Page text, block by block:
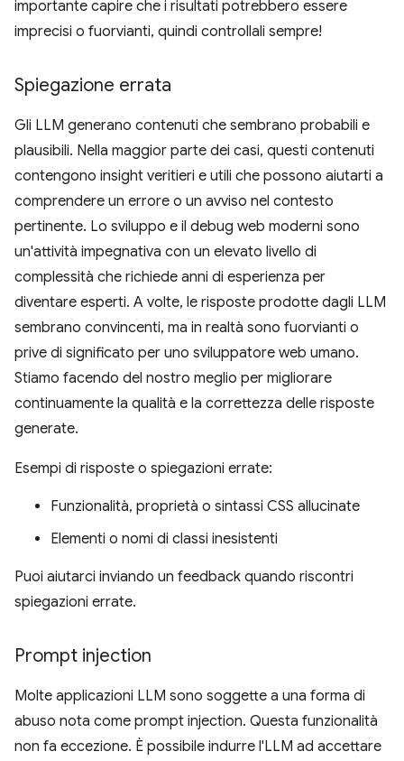
importante capire che i risultati potrebbero essere
imprecisi o fuorvianti, quindi controllali sempre!
Spiegazione errata
Gli LLM generano contenuti che sembrano probabili e
plausibili. Nella maggior parte dei casi, questi contenuti
contengono insight veritieri e utili che possono aiutarti a
comprendere un errore o un avviso nel contesto
pertinente. Lo sviluppo e il debug web moderni sono
un'attività impegnativa con un elevato livello di
complessità che richiede anni di esperienza per
diventare esperti. A volte, le risposte prodotte dagli LLM
sembrano convincenti, ma in realtà sono fuorvianti o
prive di significato per uno sviluppatore web umano.
Stiamo facendo del nostro meglio per migliorare
continuamente la qualità e la correttezza delle risposte
generate.
Esempi di risposte o spiegazioni errate:
Funzionalità, proprietà o sintassi CSS allucinate
Elementi o nomi di classi inesistenti
Puoi aiutarci inviando un feedback quando riscontri
spiegazioni errate.
Prompt injection
Molte applicazioni LLM sono soggette a una forma di
abuso nota come prompt injection. Questa funzionalità
non fa eccezione. È possibile indurre l'LLM ad accettare